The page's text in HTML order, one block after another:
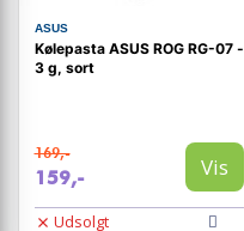
ASUS
Kølepasta ASUS ROG RG-07 -
3 g, sort
169,-
159,- Vis
Udsolgt